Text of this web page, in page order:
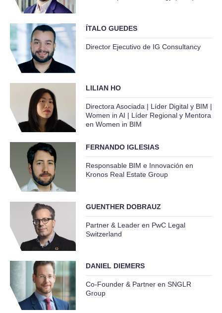
ÍTALO GUEDES
Director Ejecutivo de IG Consultancy
LILIAN HO
Directora Asociada | Líder Digital y BIM |
Women in AI | Líder Regional y Mentora
en Women in BIM
FERNANDO IGLESIAS
Responsable BIM e Innovación en
Kronos Real Estate Group
GUENTHER DOBRAUZ
Partner & Leader en PwC Legal
Switzerland
DANIEL DIEMERS
Co-Founder & Partner en SNGLR
Group